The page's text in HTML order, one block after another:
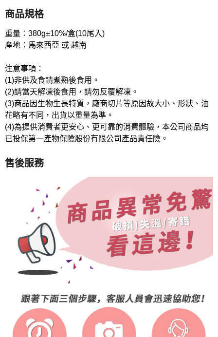
商品規格
重量：380g±10%/盒(10尾入)
產地：馬來西亞 或 越南
注意事項：
(1)非供及食請煮熟後食用。
(2)請當天解凍後食用，請勿反覆解凍。
(3)商品因生物生長特質，廠商切片等原因故大小、形狀、油
花略有不同，出貨以重量為準。
(4)為提供消費者更安心、更可靠的消費體驗，本公司商品均
已投保第一產物保險股份有限公司產品責任險。
售後服務